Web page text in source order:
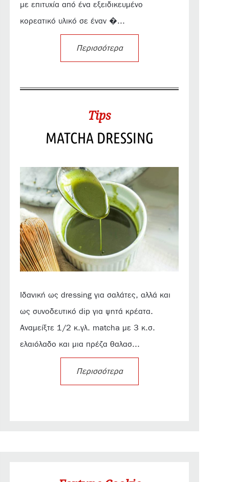
με επιτυχία από ένα εξειδικευμένο
κορεατικό υλικό σε έναν �...
Περισσότερα
Tips
MATCHA DRESSING
Ιδανική ως dressing για σαλάτες, αλλά και
ως συνοδευτικό dip για ψητά κρέατα.
Αναμείξτε 1/2 κ.γλ. matcha με 3 κ.σ.
ελαιόλαδο και μια πρέζα θαλασ...
Περισσότερα